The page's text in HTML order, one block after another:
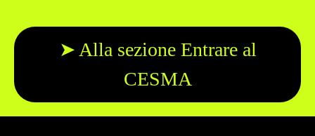
➤ Alla sezione Entrare al
CESMA